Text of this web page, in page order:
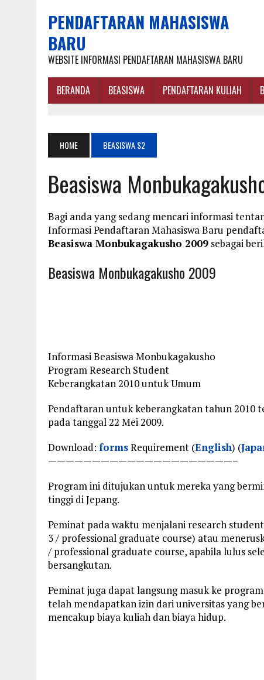
PENDAFTARAN MAHASISWA
BARU
WEBSITE INFORMASI PENDAFTARAN MAHASISWA BARU
BERANDA BEASISWA PENDAFTARAN KULIAH
HOME BEASISWA S2
Beasiswa
Bagi anda yang sedang mencari informasi
Informasi Pendaftaran Mahasiswa Baru
Beasiswa Monbukagakusho 2009 sebagai
Beasiswa Monbukagakusho 2009
Informasi Beasiswa Monbukagakusho
Program Research Student
Keberangkatan 2010 untuk Umum
Pendaftaran untuk keberangkatan tahun 2010
pada tanggal 22 Mei 2009.
Download: formsRequirement (English) (
—————————————————————–
Program ini ditujukan untuk mereka yang
tinggi di Jepang.
Peminat pada waktu menjalani research
3 / professional graduate course) atau
/ professional graduate course, apabila lulus
bersangkutan.
Peminat juga dapat langsung masuk ke
telah mendapatkan izin dari universitas yang
mencakup biaya kuliah dan biaya hidup.